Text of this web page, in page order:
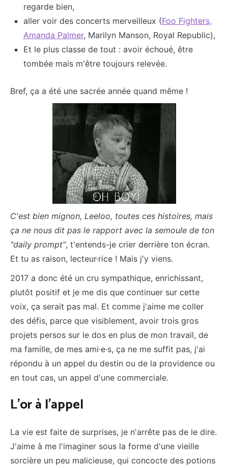
regarde bien,
aller voir des concerts merveilleux (Foo Fighters,
Amanda Palmer, Marilyn Manson, Royal Republic),
Et le plus classe de tout : avoir échoué, être
tombée mais m'être toujours relevée.
Bref, ça a été une sacrée année quand même !
C'est bien mignon, Leeloo, toutes ces histoires, mais
ça ne nous dit pas le rapport avec la semoule de ton
"daily prompt", t'entends-je crier derrière ton écran.
Et tu as raison, lecteur·rice ! Mais j'y viens.
2017 a donc été un cru sympathique, enrichissant,
plutôt positif et je me dis que continuer sur cette
voix, ça serait pas mal. Et comme j'aime me coller
des défis, parce que visiblement, avoir trois gros
projets persos sur le dos en plus de mon travail, de
ma famille, de mes ami·e·s, ça ne me suffit pas, j'ai
répondu à un appel du destin ou de la providence ou
en tout cas, un appel d'une commerciale.
L'or à l'appel
La vie est faite de surprises, je n'arrête pas de le dire.
J'aime à me l'imaginer sous la forme d'une vieille
sorcière un peu malicieuse, qui concocte des potions